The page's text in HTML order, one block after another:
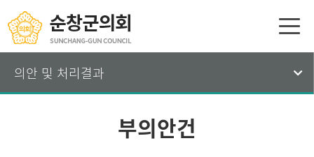
의안 및 처리결과
부의안건